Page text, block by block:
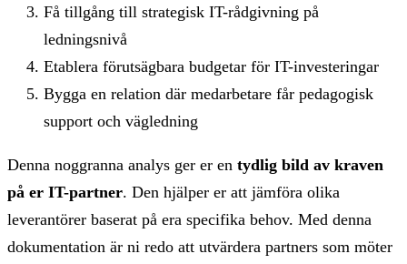
Få tillgång till strategisk IT-rådgivning på
ledningsnivå
Etablera förutsägbara budgetar för IT-investeringar
Bygga en relation där medarbetare får pedagogisk
support och vägledning
Denna noggranna analys ger er en tydlig bild av kraven
på er IT-partner. Den hjälper er att jämföra olika
leverantörer baserat på era specifika behov. Med denna
dokumentation är ni redo att utvärdera partners som möter